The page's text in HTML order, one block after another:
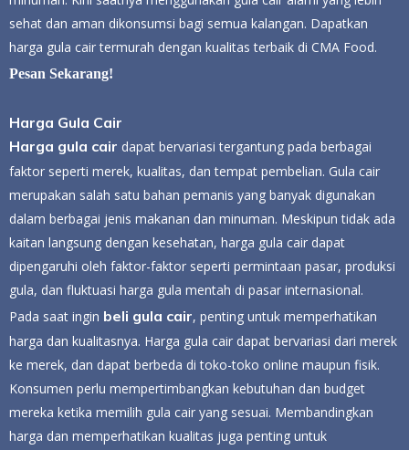
sehat dan aman dikonsumsi bagi semua kalangan. Dapatkan
harga gula cair termurah dengan kualitas terbaik di CMA Food.
Pesan Sekarang!
Harga Gula Cair
Harga gula cair dapat bervariasi tergantung pada berbagai
faktor seperti merek, kualitas, dan tempat pembelian. Gula cair
merupakan salah satu bahan pemanis yang banyak digunakan
dalam berbagai jenis makanan dan minuman. Meskipun tidak ada
kaitan langsung dengan kesehatan, harga gula cair dapat
dipengaruhi oleh faktor-faktor seperti permintaan pasar, produksi
gula, dan fluktuasi harga gula mentah di pasar internasional.
Pada saat ingin beli gula cair, penting untuk memperhatikan
harga dan kualitasnya. Harga gula cair dapat bervariasi dari merek
ke merek, dan dapat berbeda di toko-toko online maupun fisik.
Konsumen perlu mempertimbangkan kebutuhan dan budget
mereka ketika memilih gula cair yang sesuai. Membandingkan
harga dan memperhatikan kualitas juga penting untuk